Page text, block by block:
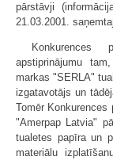
pārstāvji
21.03.2001.
apstiprinājumu
markas "SERLA"
izgatavotājs un
Tomēr
"Amerpap Latvia"
tualetes papīra un
materiālu